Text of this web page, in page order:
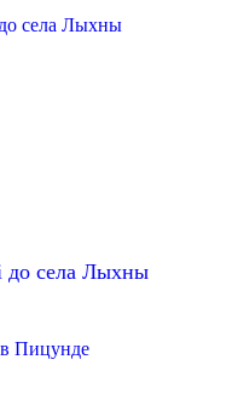
до села Лыхны